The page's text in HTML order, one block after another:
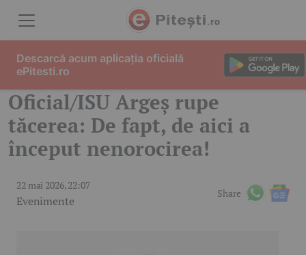
Oficial/ISU Argeș rupe
tăcerea: De fapt, de aici a
început nenorocirea!
22 mai 2026, 22:07
Evenimente
Share
Descarcă acum aplicația oficială
ePitesti.ro